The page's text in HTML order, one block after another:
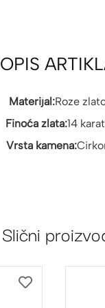
OPIS
Materijal:Roze
Finoća zlata:14
Vrsta kamena:
Slični